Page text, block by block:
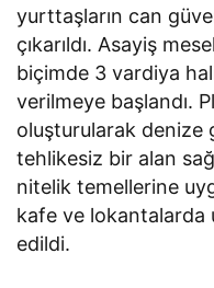
yurttaşların can
çıkarıldı. Asayiş
biçimde 3 vardiya
verilmeye başlandı.
oluşturularak denize
tehlikesiz bir alan
nitelik temellerine
kafe ve lokantalarda
edildi.